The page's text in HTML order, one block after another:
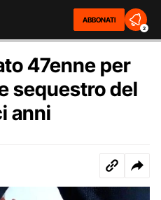
ABBONATI
2
47enne per
sequestro del
anni